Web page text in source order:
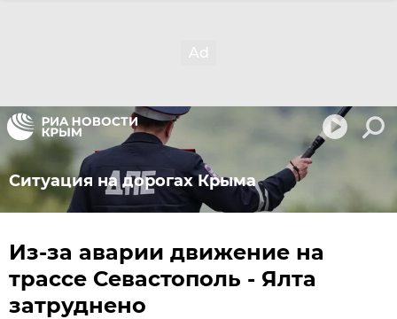
Ситуация на дорогах Крыма
Из-за аварии движение на
трассе Севастополь - Ялта
затруднено